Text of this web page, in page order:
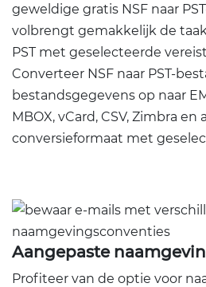
geweldige gratis NSF naar
volbrengt gemakkelijk de
PST met geselecteerde
Converteer NSF naar PST-
bestandsgegevens op naar
MBOX, vCard, CSV, Zimbra en
conversieformaat met
Aangepaste
Profiteer van de optie voor